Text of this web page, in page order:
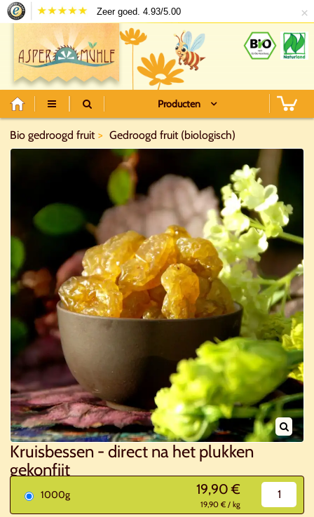
Zeer goed. 4.93/5.00 ×
Producten
Bio gedroogd fruit Gedroogd fruit (biologisch)
Kruisbessen - direct na het plukken
gekonfijt
1000g 19,90 €
19,90 € / kg